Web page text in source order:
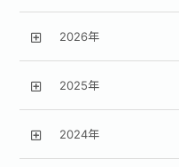
2026年
2025年
2024年